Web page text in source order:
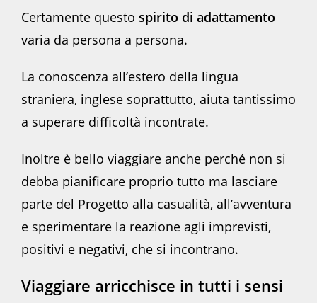
Certamente questo spirito di adattamento
varia da persona a persona.
La conoscenza all’estero della lingua
straniera, inglese soprattutto, aiuta tantissimo
a superare difficoltà incontrate.
Inoltre è bello viaggiare anche perché non si
debba pianificare proprio tutto ma lasciare
parte del Progetto alla casualità, all’avventura
e sperimentare la reazione agli imprevisti,
positivi e negativi, che si incontrano.
Viaggiare arricchisce in tutti i sensi